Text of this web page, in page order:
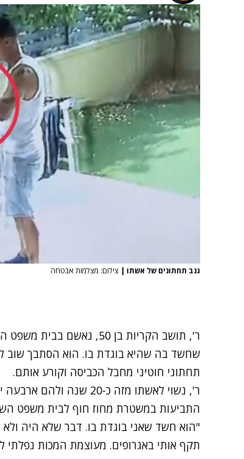
גנב תחתונים של אשתו | צילום: מצלמות אבטחה
ר', תושב הקריות בן 50,
שחשד בה שהיא בוגדת בו. הוא הסתבך שוב
תחתוני חוטיני מחבל הכביסה וקורע אותם.
ר', נשוי לאשתו מזה כ-20
התביעות במשטרת מחוז חוף לבית משפט
"הוא חשד שאני בוגדת בו. דבר שלא היה
תקף אותי באגרופים. מעוצמת המכות